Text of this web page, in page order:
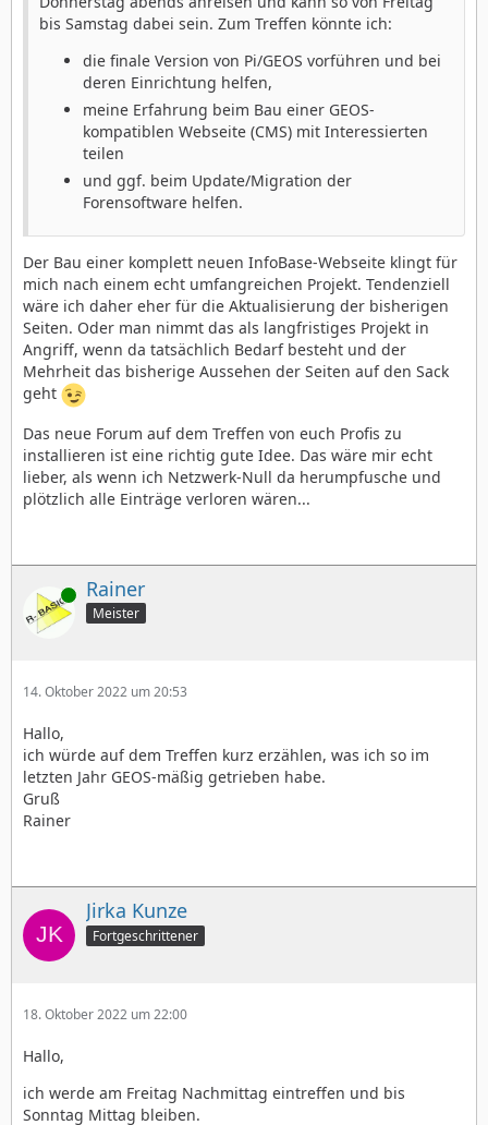
bis Samstag dabei sein. Zum Treffen könnte ich:
die finale Version von Pi/GEOS vorführen und bei
deren Einrichtung helfen,
meine Erfahrung beim Bau einer GEOS-
kompatiblen Webseite (CMS) mit Interessierten
teilen
und ggf. beim Update/Migration der
Forensoftware helfen.
Der Bau einer komplett neuen InfoBase-Webseite klingt für
mich nach einem echt umfangreichen Projekt. Tendenziell
wäre ich daher eher für die Aktualisierung der bisherigen
Seiten. Oder man nimmt das als langfristiges Projekt in
Angriff, wenn da tatsächlich Bedarf besteht und der
Mehrheit das bisherige Aussehen der Seiten auf den Sack
geht
Das neue Forum auf dem Treffen von euch Profis zu
installieren ist eine richtig gute Idee. Das wäre mir echt
lieber, als wenn ich Netzwerk-Null da herumpfusche und
plötzlich alle Einträge verloren wären...
Online Rainer
Meister
14. Oktober 2022 um 20:53
Hallo,
ich würde auf dem Treffen kurz erzählen, was ich so im
letzten Jahr GEOS-mäßig getrieben habe.
Gruß
Rainer
Jirka Kunze
Fortgeschrittener
18. Oktober 2022 um 22:00
Hallo,
ich werde am Freitag Nachmittag eintreffen und bis
Sonntag Mittag bleiben.